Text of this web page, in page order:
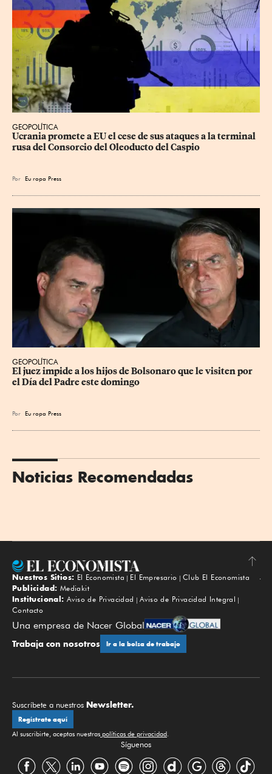
GEOPOLÍTICA
Ucrania promete a EU el cese de sus ataques a la terminal
rusa del Consorcio del Oleoducto del Caspio
Por Eu ropa Press
GEOPOLÍTICA
El juez impide a los hijos de Bolsonaro que le visiten por
el Día del Padre este domingo
Por Eu ropa Press
Noticias Recomendadas
Subir
Nuestros Sitios: El Economista El Empresario
Club El Economista
Publicidad: Mediakit
Institucional: Aviso de Privacidad
Aviso de Privacidad Integral
Contacto
Una empresa de Nacer Global
Trabaja con nosotros Ir a la bolsa de trabajo
Suscríbete a nuestros Newsletter.
Regístrate aquí
Al suscribirte, aceptas nuestras políticas de privacidad.
Síguenos